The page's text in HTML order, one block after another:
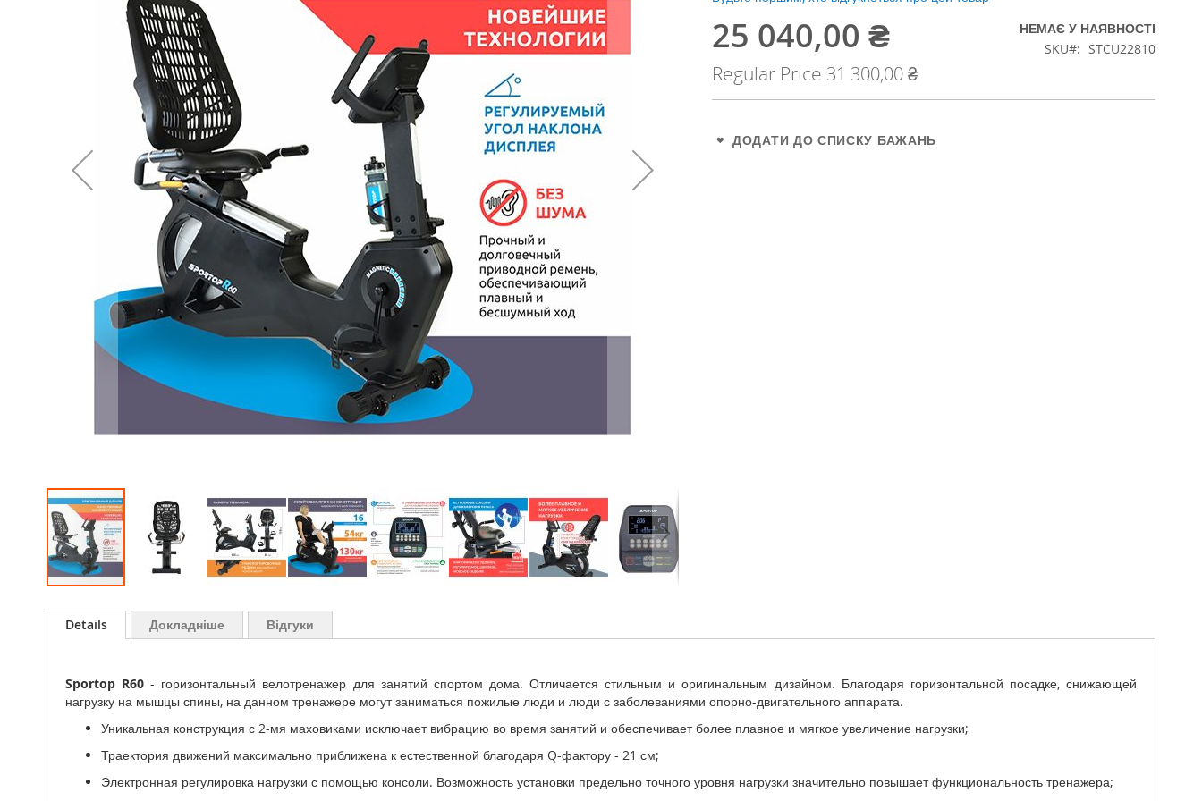
до
початку
Special
25 040,00 ₴
Regular Price 31 300,00 ₴
НЕМАЄ У НАЯВНОСТІ
SKU
STCU22810
ДОДАТИ ДО СПИСКУ БАЖАНЬ
Details
Sportop R60 - горизонтальный велотренажер для занятий спортом дома. Отличается стильным и оригинальным дизайном. Благодаря горизонтальной посадке, снижающей
нагрузку на мышцы спины, на данном тренажере могут заниматься пожилые люди и люди с заболеваниями опорно-двигательного аппарата.
Уникальная конструкция с 2-мя маховиками исключает вибрацию во время занятий и обеспечивает более плавное и мягкое увеличение нагрузки;
Траектория движений максимально приближена к естественной благодаря Q-фактору - 21 см;
Электронная регулировка нагрузки с помощью консоли. Возможность установки предельно точного уровня нагрузки значительно повышает функциональность тренажера;
Докладніше Відгуки